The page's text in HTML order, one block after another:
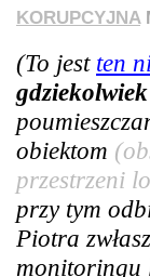
KORUPCYJNA
(To jest ten
obiektom
przestrzeni
przy tym
Piotra
monitoringu